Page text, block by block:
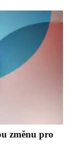
změnu pro